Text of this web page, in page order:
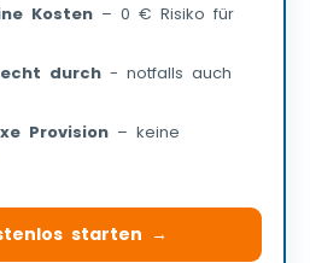
Kosten – 0 € Risiko für
durch - notfalls auch
Provision – keine
starten →